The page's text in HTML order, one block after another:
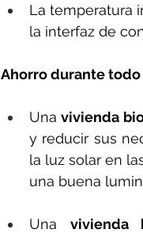
La temperatura
la interfaz de
Ahorro durante todo
Una vivienda
y reducir sus
la luz solar en
una buena
Una vivienda